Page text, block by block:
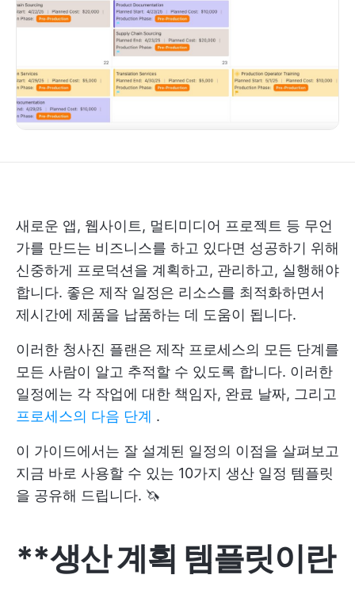
새로운 앱, 웹사이트, 멀티미디어 프로젝트 등 무언
가를 만드는 비즈니스를 하고 있다면 성공하기 위해
신중하게 프로덕션을 계획하고, 관리하고, 실행해야
합니다. 좋은 제작 일정은 리소스를 최적화하면서
제시간에 제품을 납품하는 데 도움이 됩니다.
이러한 청사진 플랜은 제작 프로세스의 모든 단계를
모든 사람이 알고 추적할 수 있도록 합니다. 이러한
일정에는 각 작업에 대한 책임자, 완료 날짜, 그리고
프로세스의 다음 단계 .
이 가이드에서는 잘 설계된 일정의 이점을 살펴보고
지금 바로 사용할 수 있는 10가지 생산 일정 템플릿
을 공유해 드립니다. 🦄
**생산 계획 템플릿이란